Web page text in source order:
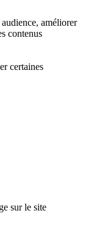
améliorer
contenus
certaines
sur le site